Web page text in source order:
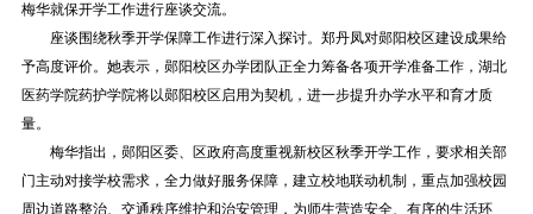
梅华就保开学工作进行座谈交流。
座谈围绕秋季开学保障工作进行深入探讨。郑丹凤对郧阳校区建设成果给
予高度评价。她表示，郧阳校区办学团队正全力筹备各项开学准备工作，湖北
医药学院药护学院将以郧阳校区启用为契机，进一步提升办学水平和育才质
量。
梅华指出，郧阳区委、区政府高度重视新校区秋季开学工作，要求相关部
门主动对接学校需求，全力做好服务保障，建立校地联动机制，重点加强校园
周边道路整治、交通秩序维护和治安管理，为师生营造安全、有序的生活环